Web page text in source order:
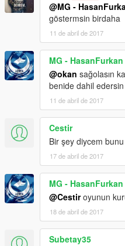
@MG -
göstermsin birdaha
11 de abril de 2017
MG - HasanFurkan
@okan sağolasın
benide dahil
11 de abril de 2017
Cestir
Bir şey diycem
17 de abril de 2017
MG - HasanFurkan
@Cestiroyunun
18 de abril de 2017
Subetay35